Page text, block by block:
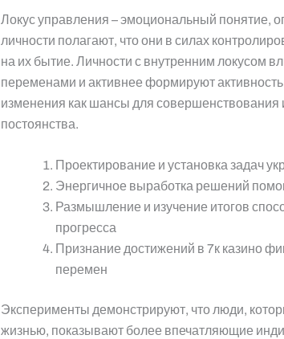
Локус управления – эмоциональный понятие,
личности полагают, что они в силах
на их бытие. Личности с внутренним локусом
переменами и активнее формируют
изменения как шансы для совершенствования
постоянства.
Проектирование и установка задач
Энергичное выработка решений
Размышление и изучение итогов
прогресса
Признание достижений в 7к казино
перемен
Эксперименты демонстрируют, что люди,
жизнью, показывают более впечатляющие